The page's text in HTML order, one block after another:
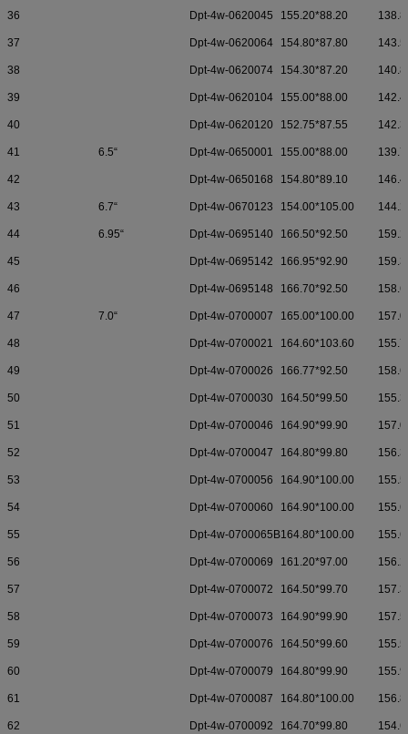
36 Dpt-4w-0620045 155.20*88.20
37 Dpt-4w-0620064 154.80*87.80
38 Dpt-4w-0620074 154.30*87.20
39 Dpt-4w-0620104 155.00*88.00
40 Dpt-4w-0620120 152.75*87.55
41 6.5“ Dpt-4w-0650001 155.00*88.00
42 Dpt-4w-0650168 154.80*89.10
43 6.7“ Dpt-4w-0670123 154.00*105.00
44 6.95“ Dpt-4w-0695140 166.50*92.50
45 Dpt-4w-0695142 166.95*92.90
46 Dpt-4w-0695148 166.70*92.50
47 7.0“ Dpt-4w-0700007 165.00*100.00
48 Dpt-4w-0700021 164.60*103.60
49 Dpt-4w-0700026 166.77*92.50
50 Dpt-4w-0700030 164.50*99.50
51 Dpt-4w-0700046 164.90*99.90
52 Dpt-4w-0700047 164.80*99.80
53 Dpt-4w-0700056 164.90*100.00
54 Dpt-4w-0700060 164.90*100.00
55 Dpt-4w-0700065B164.80*100.00
56 Dpt-4w-0700069 161.20*97.00
57 Dpt-4w-0700072 164.50*99.70
58 Dpt-4w-0700073 164.90*99.90
59 Dpt-4w-0700076 164.50*99.60
60 Dpt-4w-0700079 164.80*99.90
61 Dpt-4w-0700087 164.80*100.00
62 Dpt-4w-0700092 164.70*99.80